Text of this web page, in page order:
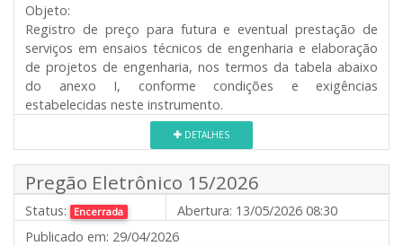
Objeto:
Registro de preço para futura e eventual prestação de
serviços em ensaios técnicos de engenharia e elaboração
de projetos de engenharia, nos termos da tabela abaixo
do anexo I, conforme condições e exigências
estabelecidas neste instrumento.
DETALHES
Pregão Eletrônico 15/2026
Status: Encerrada Abertura: 13/05/2026 08:30
Publicado em: 29/04/2026